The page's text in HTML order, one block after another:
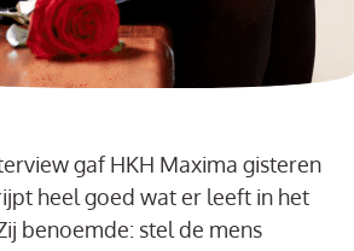
gaf HKH Maxima gisteren
heel goed wat er leeft in het
benoemde: stel de mens